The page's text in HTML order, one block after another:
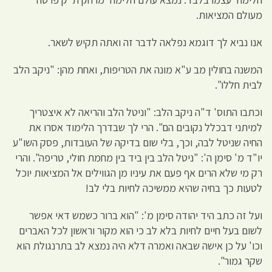
מעולם המציאות.
אנו נביא לך דוגמא נפלאה לדבר זה ואתה תקיש לשאר.
המשנה בחולין מב ע"א מונה את הטריפות, ואחת מהן: "ניקב הלב
לבית חללו".
וכתבו התוס' ד"ה ניקב הלב: "וניטל הלב והריאה לא איצטריך
למיתני דבכלל נקובים הם". הרי לך שבדרך הלימוד אסרו את
החיה שניטל לבה, וכך, בלי שום בדיקה של העובדות, פסק השו"ע
יו"ד מ' סימן ה': "ניטל הלב בין ביד בין מחמת חולי, טריפה". והרי
רק מי שלא הרים אף פעם את עיניו מן הגווילים אל המציאות יוכל
לטעות כך בחיה שהיא ממשיכה לחיות בלי לב!
ועל זה כתב היד יהודה סימן מ': "הוא ברור כשמש דאי אפשר
לשום בעל חיים לחיות בלא לב כי הוא מקור וראשון לכל האברים
וכו' על כן אישה שבאה ואמרה דלא היה נמצא לב בתרנגולת הוא
שקר גמור".